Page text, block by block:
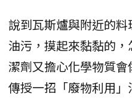
說到瓦斯爐與附近的
油污，摸起來黏黏的
潔劑又擔心化學物質
傳授一招「廢物利用